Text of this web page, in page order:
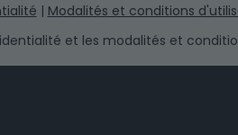
| Modalités et conditions
the terms and conditions.
et les modalités et